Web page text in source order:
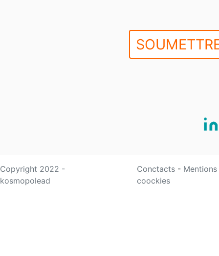
Copyright 2022 -
kosmopolead
Conctacts -
coockies